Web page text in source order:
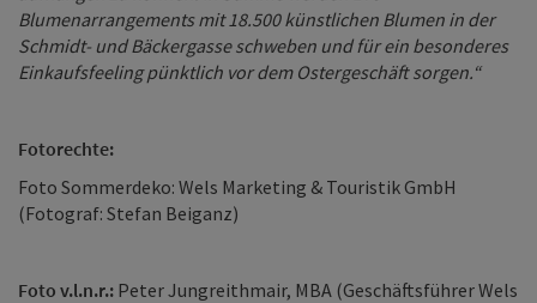
Blumenarrangements mit 18.500 künstlichen Blumen in der
Schmidt- und Bäckergasse schweben und für ein besonderes
Einkaufsfeeling pünktlich vor dem Ostergeschäft sorgen.“
Fotorechte:
Foto Sommerdeko: Wels Marketing & Touristik GmbH
(Fotograf: Stefan Beiganz)
Foto v.l.n.r.: Peter Jungreithmair, MBA (Geschäftsführer Wels